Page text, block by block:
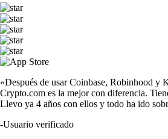
«Después de usar Coinbase, Robinhood y
Crypto.com es la mejor con diferencia.
Llevo ya 4 años con ellos y todo ha ido
-Usuario verificado